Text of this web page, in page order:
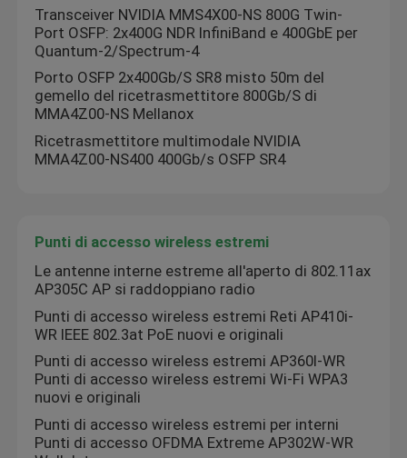
Scheda di rete NVIDIA
Cavo NVIDIA
Trasmettitore ottico NVIDIA
Interruttore di rete estremo
Licenza di reti estreme
Punti di accesso wireless di putiferio
Commutatore di rete di putiferio
Transceiver NVIDIA MMS4X00-NS 800G Twin-
Port OSFP: 2x400G NDR InfiniBand e 400GbE per
Quantum-2/Spectrum-4
Porto OSFP 2x400Gb/S SR8 misto 50m del
gemello del ricetrasmettitore 800Gb/S di
MMA4Z00-NS Mellanox
Ricetrasmettitore multimodale NVIDIA
MMA4Z00-NS400 400Gb/s OSFP SR4
Punti di accesso wireless estremi
Le antenne interne estreme all'aperto di 802.11ax
AP305C AP si raddoppiano radio
Punti di accesso wireless estremi Reti AP410i-
WR IEEE 802.3at PoE nuovi e originali
Punti di accesso wireless estremi AP360I-WR
Punti di accesso wireless estremi Wi-Fi WPA3
nuovi e originali
Punti di accesso wireless estremi per interni
Punti di accesso OFDMA Extreme AP302W-WR